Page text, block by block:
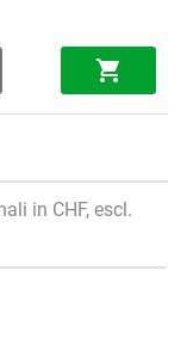
in CHF, escl.